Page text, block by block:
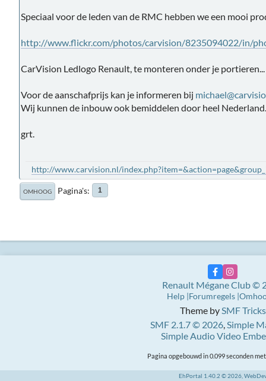
Speciaal voor de leden van de RMC hebben we een mooi
http://www.flickr.com/photos/carvision/8235094022/in/
CarVision Ledlogo Renault, te monteren onder je portieren...
Voor de aanschafprijs kan je informeren bij
Wij kunnen de inbouw ook bemiddelen door heel
grt.
http://www.carvision.nl/
OMHOOG Pagina's 1
Theme bySMF Tricks
SMF 2.1.7 © 2026,Simple
Simple Audio Video
Renault Mégane Club ©
Help Forumregels
Pagina opgebouwd in 0.099 seconden
EhPortal 1.40.2 © 2026,